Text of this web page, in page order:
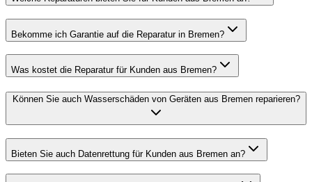
Bekomme ich Garantie auf die Reparatur in Bremen?
Was kostet die Reparatur für Kunden aus Bremen?
Können Sie auch Wasserschäden von Geräten aus Bremen reparieren?
Bieten Sie auch Datenrettung für Kunden aus Bremen an?